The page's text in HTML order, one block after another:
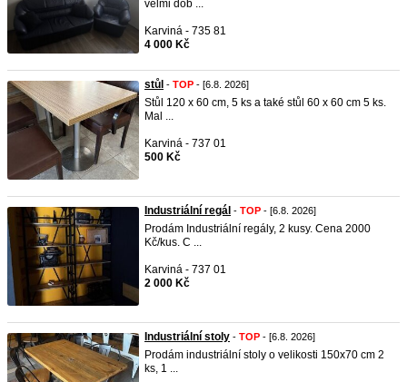
velmi dob ...
Karviná - 735 81
4 000 Kč
stůl - TOP - [6.8. 2026]
Stůl 120 x 60 cm, 5 ks a také stůl 60 x 60 cm 5 ks.
Mal ...
Karviná - 737 01
500 Kč
Industriální regál - TOP - [6.8. 2026]
Prodám Industriální regály, 2 kusy. Cena 2000
Kč/kus. C ...
Karviná - 737 01
2 000 Kč
Industriální stoly - TOP - [6.8. 2026]
Prodám industriální stoly o velikosti 150x70 cm 2
ks, 1 ...